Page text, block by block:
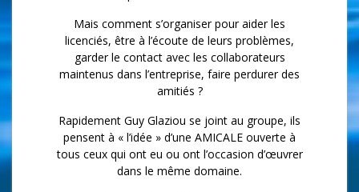
Mais comment s’organiser pour aider les
licenciés, être à l’écoute de leurs problèmes,
garder le contact avec les collaborateurs
maintenus dans l’entreprise, faire perdurer des
amitiés ?
Rapidement Guy Glaziou se joint au groupe, ils
pensent à « l’idée » d’une AMICALE ouverte à
tous ceux qui ont eu ou ont l’occasion d’œuvrer
dans le même domaine.